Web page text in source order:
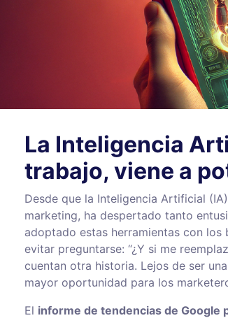
La Inteligencia
trabajo, viene a
Desde que la Inteligencia Artificial
marketing, ha despertado tanto
adoptado estas herramientas con
evitar preguntarse: “¿Y si me
cuentan otra historia. Lejos de ser
mayor oportunidad para los
El informe de tendencias de Google